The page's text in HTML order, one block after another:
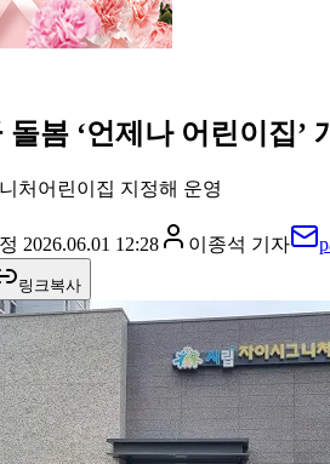
봄 ‘언제나 어린이집’
처어린이집 지정해 운영
2026.06.01 12:28 이종석 기자
링크복사